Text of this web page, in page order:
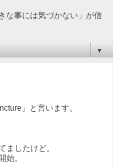
な事には気づかない」が信
▼
」と言います。
ましたけど。
始。